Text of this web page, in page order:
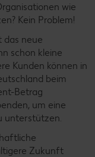
wie
Kein Problem!
das neue
schon kleine
Kunden können in
beim
Betrag
um eine
unterstützen.
Zukunft